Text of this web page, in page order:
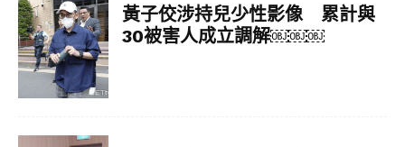
黃子佼涉持兒少性影像 累計與
30被害人成立調解￼￼￼